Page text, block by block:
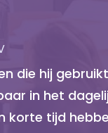
die hij
in het
korte tijd